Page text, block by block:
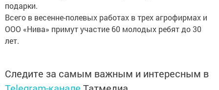
подарки.
Всего в весенне-полевых работах в трех агрофирмах и
ООО «Нива» примут участие 60 молодых ребят до 30
лет.
Следите за самым важным и интересным в